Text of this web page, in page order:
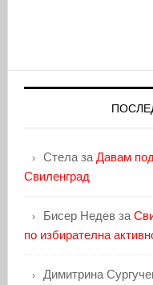
Стелаза Давам
Свиленград
Бисер Недевза
по избирателна
Димитрина